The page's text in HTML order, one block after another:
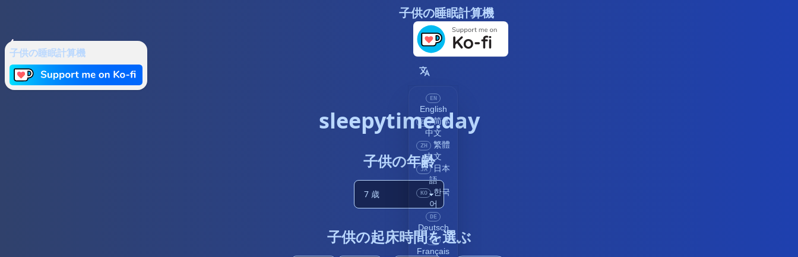
子供の睡眠計算機
子供の睡眠計算機
EN
English
ZH
简体
中文
ZH
繁體
中文
JA
日本
語
KO
한국
어
DE
Deutsch
FR
Français
sleepytime.day
子供の年齢
子供の起床時間を選ぶ